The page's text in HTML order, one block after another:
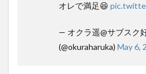
オレで満足😆
— オクラ遥@サブスク
(@okuraharuka) May 6,